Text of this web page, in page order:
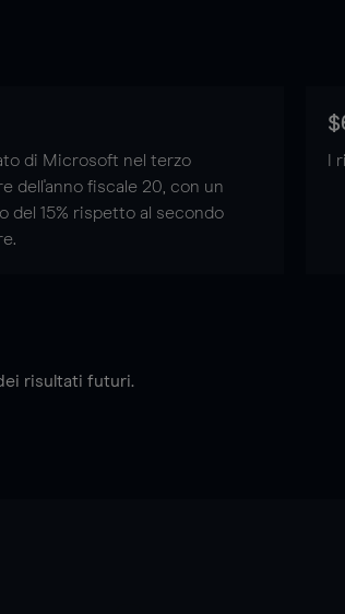
di Microsoft nel terzo
dell'anno fiscale 20, con un
del 15% rispetto al secondo
I
risultati futuri.